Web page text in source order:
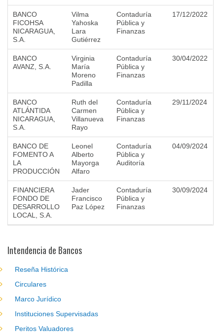
BANCO
FICOHSA
NICARAGUA,
S.A.
Vilma
Yahoska
Lara
Gutiérrez
Contaduría
Pública y
Finanzas
17/12/2022
BANCO
AVANZ, S.A.
Virginia
María
Moreno
Padilla
Contaduría
Pública y
Finanzas
30/04/2022
BANCO
ATLÁNTIDA
NICARAGUA,
S.A.
Ruth del
Carmen
Villanueva
Rayo
Contaduría
Pública y
Finanzas
29/11/2024
BANCO DE
FOMENTO A
LA
PRODUCCIÓN
Leonel
Alberto
Mayorga
Alfaro
Contaduría
Pública y
Auditoría
04/09/2024
FINANCIERA
FONDO DE
DESARROLLO
LOCAL, S.A.
Jader
Francisco
Paz López
Contaduría
Pública y
Finanzas
30/09/2024
Intendencia de Bancos
Reseña Histórica
Circulares
Marco Jurídico
Instituciones Supervisadas
Peritos Valuadores